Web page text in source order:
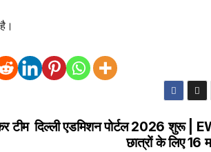
दिल्ली एडमिशन पोर्टल 2026 शुरू |
छात्रों के लिए 16
टीम